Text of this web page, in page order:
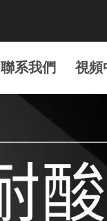
聯系我們 視頻